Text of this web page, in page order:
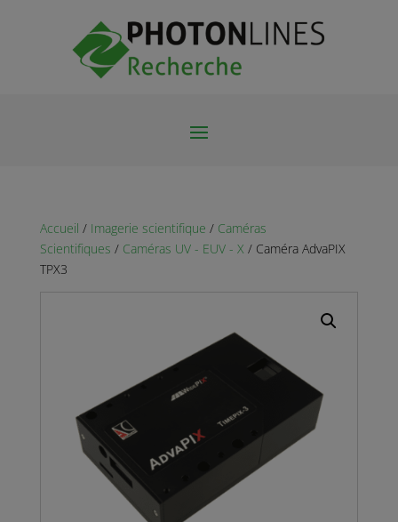
Accueil / Imagerie scientifique / Caméras
Scientifiques / Caméras UV - EUV - X / Caméra AdvaPIX
TPX3